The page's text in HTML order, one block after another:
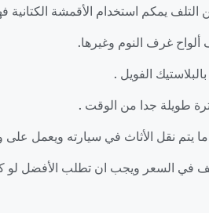
التلف يمكم استخدام الأقمشة
غرف النوم وغيرها.
الفويل .
طويلة جدا من الوقت .
يتم نقل الأثاث في سيارته ويعمل على
في السعر ويجب ان تطلب الأفضل